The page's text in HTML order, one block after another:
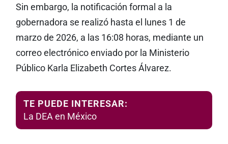
Sin embargo, la notificación formal a la
gobernadora se realizó hasta el lunes 1 de
marzo de 2026, a las 16:08 horas, mediante un
correo electrónico enviado por la Ministerio
Público Karla Elizabeth Cortes Álvarez.
TE PUEDE INTERESAR:
La DEA en México